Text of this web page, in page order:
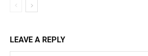
LEAVE A REPLY